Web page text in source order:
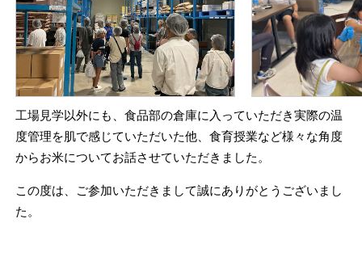
工場見学以外にも、食品部の倉庫に入っていただき実際の温
度管理を肌で感じていただいた他、食育授業など様々な角度
からお米についてお話させていただきました。
この度は、ご参加いただきまして誠にありがとうございまし
た。